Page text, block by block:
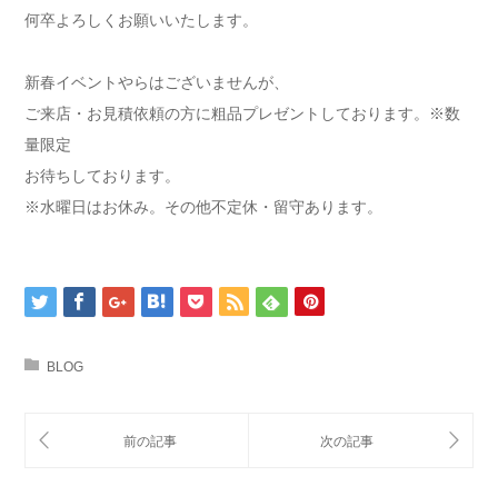
何卒よろしくお願いいたします。
新春イベントやらはございませんが、
ご来店・お見積依頼の方に粗品プレゼントしております。※数
量限定
お待ちしております。
※水曜日はお休み。その他不定休・留守あります。
BLOG